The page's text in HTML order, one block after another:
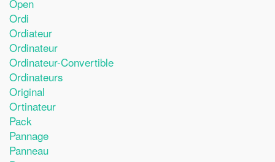
Open
Ordi
Ordiateur
Ordinateur
Ordinateur-Convertible
Ordinateurs
Original
Ortinateur
Pack
Pannage
Panneau